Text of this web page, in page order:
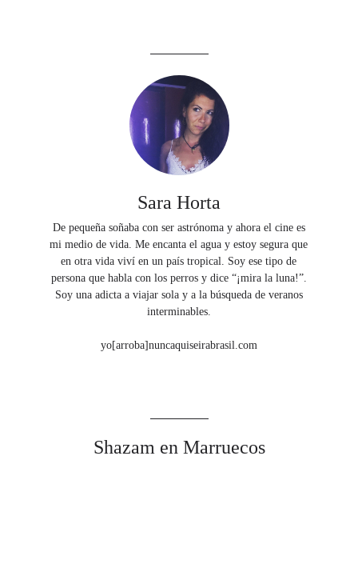
Sara Horta
De pequeña soñaba con ser astrónoma y ahora el cine es
mi medio de vida. Me encanta el agua y estoy segura que
en otra vida viví en un país tropical. Soy ese tipo de
persona que habla con los perros y dice “¡mira la luna!”.
Soy una adicta a viajar sola y a la búsqueda de veranos
interminables.
yo[arroba]nuncaquiseirabrasil.com
Shazam en Marruecos